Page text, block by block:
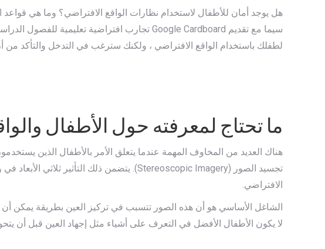
هل يوجد أمان للأطفال لاستخدام نظارات الواقع الافتراضي؟ وما هي قواعد
لطفلك باستخدام الواقع الافتراضي ، ولكنك سترغب في التدخل والتأكد
ما تحتاج لمعرفته حول الأطفال
هناك العديد من المخاوف المهمة عندما يتعلق الأمر بالأطفال الذين
الافتراضي.
الشاغل الأساسي هو أن هذه الصور تتسبب في تركيز العين بطريقة يمكن
لا يكون الأطفال الأفضل في التعرف على أشياء مثل إجهاد العين قبل أن